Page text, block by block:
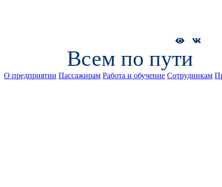
Всем по пути
О предприятии Пассажирам Работа и обучение Сотрудникам